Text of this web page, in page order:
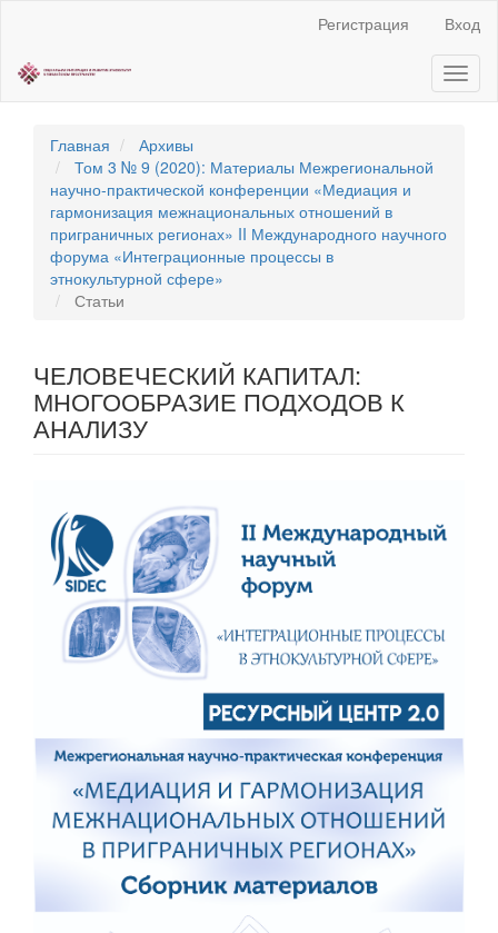
содержанию
страницы
навигация
Основное
содержание
Боковая
панель
Регистрация Вход
Главная
Архивы
Том 3 № 9 (2020): Материалы Межрегиональной
научно‐практической конференции «Медиация и
гармонизация межнациональных отношений в
приграничных регионах» II Международного научного
форума «Интеграционные процессы в
этнокультурной сфере»
Статьи
ЧЕЛОВЕЧЕСКИЙ КАПИТАЛ:
МНОГООБРАЗИЕ ПОДХОДОВ К
АНАЛИЗУ
боковой
панели